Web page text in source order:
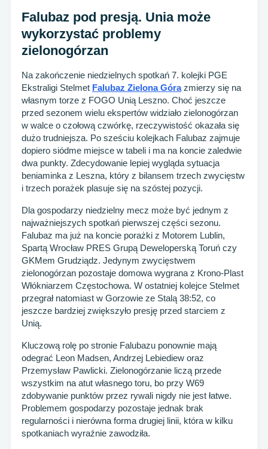
Falubaz pod presją. Unia może
wykorzystać problemy
zielonogórzan
Na zakończenie niedzielnych spotkań 7. kolejki PGE
Ekstraligi Stelmet Falubaz Zielona Górazmierzy się na
własnym torze z FOGO Unią Leszno. Choć jeszcze
przed sezonem wielu ekspertów widziało zielonogórzan
w walce o czołową czwórkę, rzeczywistość okazała się
dużo trudniejsza. Po sześciu kolejkach Falubaz zajmuje
dopiero siódme miejsce w tabeli i ma na koncie zaledwie
dwa punkty. Zdecydowanie lepiej wygląda sytuacja
beniaminka z Leszna, który z bilansem trzech zwycięstw
i trzech porażek plasuje się na szóstej pozycji.
Dla gospodarzy niedzielny mecz może być jednym z
najważniejszych spotkań pierwszej części sezonu.
Falubaz ma już na koncie porażki z Motorem Lublin,
Spartą Wrocław PRES Grupą Deweloperską Toruń czy
GKMem Grudziądz. Jedynym zwycięstwem
zielonogórzan pozostaje domowa wygrana z Krono-Plast
Włókniarzem Częstochowa. W ostatniej kolejce Stelmet
przegrał natomiast w Gorzowie ze Stalą 38:52, co
jeszcze bardziej zwiększyło presję przed starciem z
Unią.
Kluczową rolę po stronie Falubazu ponownie mają
odegrać Leon Madsen, Andrzej Lebiediew oraz
Przemysław Pawlicki. Zielonogórzanie liczą przede
wszystkim na atut własnego toru, bo przy W69
zdobywanie punktów przez rywali nigdy nie jest łatwe.
Problemem gospodarzy pozostaje jednak brak
regularności i nierówna forma drugiej linii, która w kilku
spotkaniach wyraźnie zawodziła.